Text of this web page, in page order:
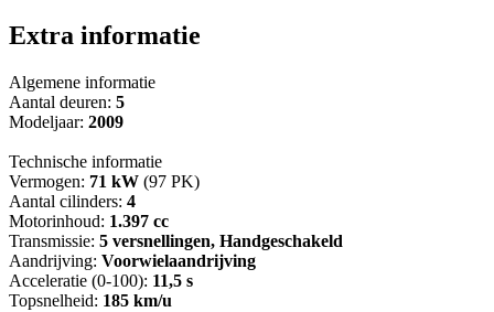
Extra informatie
Algemene informatie
Aantal deuren: 5
Modeljaar: 2009
Technische informatie
Vermogen: 71 kW (97 PK)
Aantal cilinders: 4
Motorinhoud: 1.397 cc
Transmissie: 5 versnellingen, Handgeschakeld
Aandrijving: Voorwielaandrijving
Acceleratie (0-100): 11,5 s
Topsnelheid: 185 km/u